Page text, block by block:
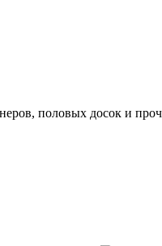
половых досок и